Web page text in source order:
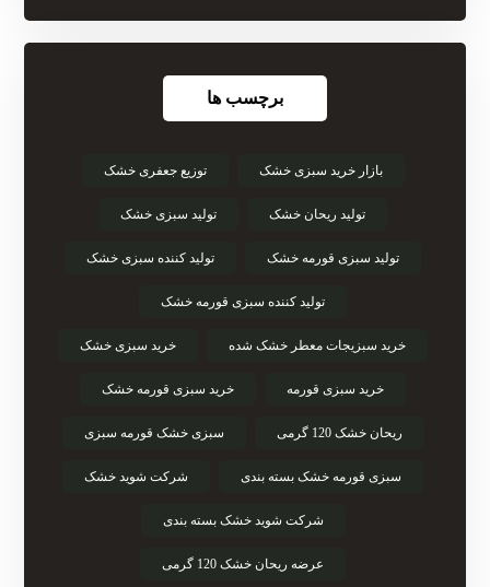
برچسب ها
بازار خرید سبزی خشک توزیع جعفری خشک
تولید ریحان خشک تولید سبزی خشک
تولید سبزی قورمه خشک تولید کننده سبزی خشک
تولید کننده سبزی قورمه خشک
خرید سبزیجات معطر خشک شده خرید سبزی خشک
خرید سبزی قورمه خرید سبزی قورمه خشک
ریحان خشک 120 گرمی سبزی خشک قورمه سبزی
سبزی قورمه خشک بسته بندی شرکت شوید خشک
شرکت شوید خشک بسته بندی
عرضه ریحان خشک 120 گرمی